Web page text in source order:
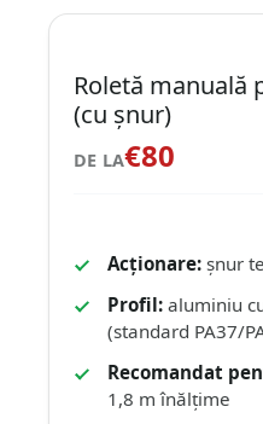
Roletă manuală
(cu șnur)
DE LA€80
Acționare: șnur
Profil: aluminiu
(standard PA37/
Recomandat
1,8 m înălțime